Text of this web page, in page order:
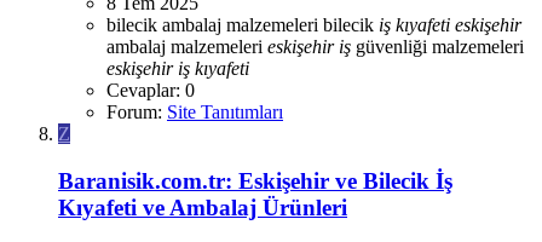
bilecik ambalaj malzemeleri bilecik iş kıyafeti eskişehir
ambalaj malzemeleri eskişehir iş güvenliği malzemeleri
eskişehir iş kıyafeti
Cevaplar: 0
Forum: Site Tanıtımları
Z
Baranisik.com.tr: Eskişehir ve Bilecik İş
Kıyafeti ve Ambalaj Ürünleri